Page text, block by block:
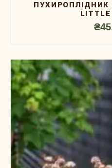
ПУХИРОПЛIДНИК
LITTLE
₴